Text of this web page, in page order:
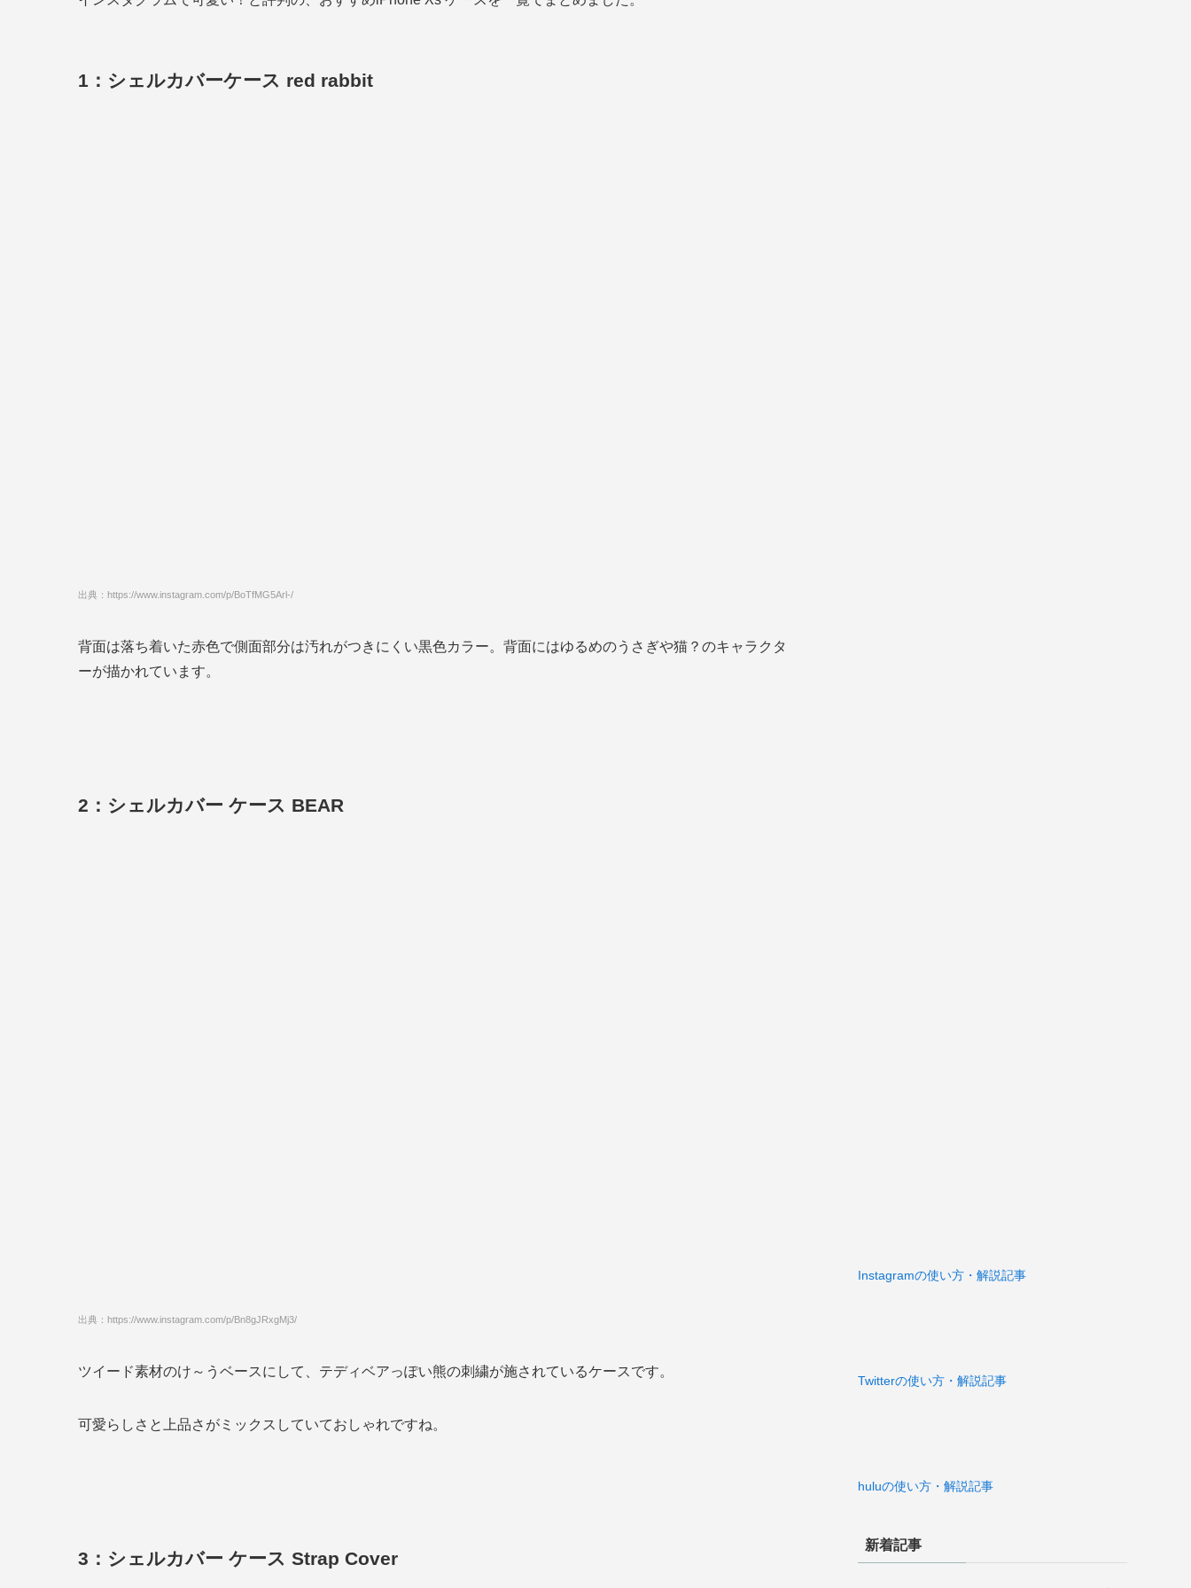
1：シェルカバーケース red rabbit
出典：https://www.instagram.com/p/BoTfMG5Arl-/
背面は落ち着いた赤色で側面部分は汚れがつきにくい黒色カラー。背面にはゆるめのうさぎや猫？のキャラクタ
ーが描かれています。
2：シェルカバー ケース BEAR
出典：https://www.instagram.com/p/Bn8gJRxgMj3/
ツイード素材のけ～うベースにして、テディベアっぽい熊の刺繍が施されているケースです。
可愛らしさと上品さがミックスしていておしゃれですね。
3：シェルカバー ケース Strap Cover
Instagramの使い方・解説記事
Twitterの使い方・解説記事
huluの使い方・解説記事
新着記事